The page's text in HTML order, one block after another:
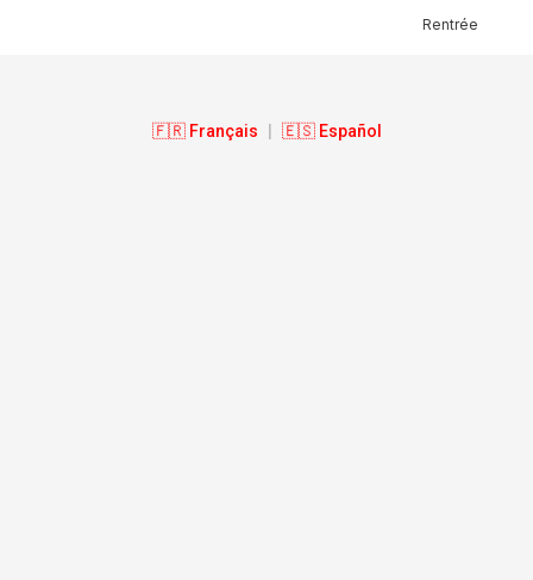
Rentrée
🇫🇷 Français 🇪🇸 Español